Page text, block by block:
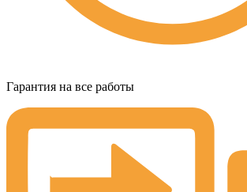
Гарантия на все работы